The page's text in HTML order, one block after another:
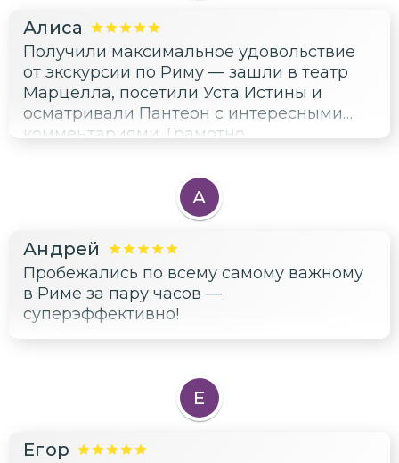
Алиса
Получили максимальное удовольствие
от экскурсии по Риму — зашли в театр
Марцелла, посетили Уста Истины и
осматривали Пантеон с интересными
комментариями. Грамотно
увидеть важные объекты города и
сформировать целостное впечатление о
Вечном городе. Провести так
красивом месте — большая удача!
А
Андрей
Пробежались по всему самому важному
в Риме за пару часов —
суперэффективно!
Е
Егор